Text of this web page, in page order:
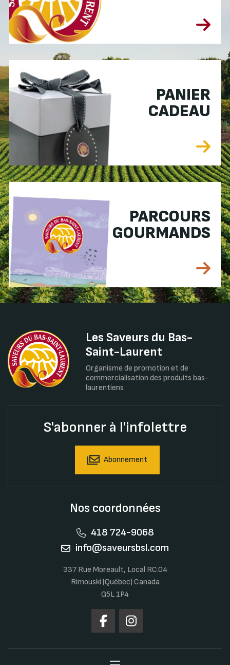
PANIER
CADEAU
PARCOURS
GOURMANDS
Les Saveurs du Bas-
Saint-Laurent
Organisme de promotion et de
commercialisation des produits bas-
laurentiens
S'abonner à l'infolettre
Abonnement
Nos coordonnées
418 724-9068
info@saveursbsl.com
337 Rue Moreault, Local RC.04
Rimouski (Québec) Canada
G5L 1P4